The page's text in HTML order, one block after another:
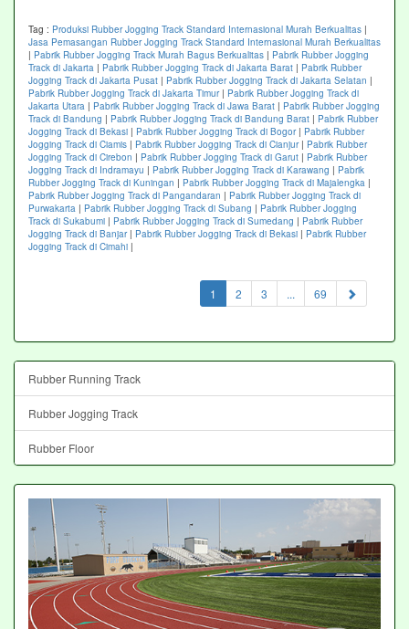
Tag : Produksi Rubber Jogging Track Standard Internasional Murah Berkualitas |
Jasa Pemasangan Rubber Jogging Track Standard Internasional Murah Berkualitas
| Pabrik Rubber Jogging Track Murah Bagus Berkualitas | Pabrik Rubber Jogging
Track di Jakarta | Pabrik Rubber Jogging Track di Jakarta Barat | Pabrik Rubber
Jogging Track di Jakarta Pusat | Pabrik Rubber Jogging Track di Jakarta Selatan |
Pabrik Rubber Jogging Track di Jakarta Timur| Pabrik Rubber Jogging Track di
Jakarta Utara | Pabrik Rubber Jogging Track di Jawa Barat | Pabrik Rubber Jogging
Track di Bandung | Pabrik Rubber Jogging Track di Bandung Barat | Pabrik Rubber
Jogging Track di Bekasi | Pabrik Rubber Jogging Track di Bogor| Pabrik Rubber
Jogging Track di Ciamis | Pabrik Rubber Jogging Track di Cianjur| Pabrik Rubber
Jogging Track di Cirebon | Pabrik Rubber Jogging Track di Garut | Pabrik Rubber
Jogging Track di Indramayu | Pabrik Rubber Jogging Track di Karawang | Pabrik
Rubber Jogging Track di Kuningan | Pabrik Rubber Jogging Track di Majalengka |
Pabrik Rubber Jogging Track di Pangandaran | Pabrik Rubber Jogging Track di
Purwakarta | Pabrik Rubber Jogging Track di Subang | Pabrik Rubber Jogging
Track di Sukabumi | Pabrik Rubber Jogging Track di Sumedang | Pabrik Rubber
Jogging Track di Banjar| Pabrik Rubber Jogging Track di Bekasi | Pabrik Rubber
Jogging Track di Cimahi |
1 (current)
2 3 ... 69
Rubber Running Track
Rubber Jogging Track
Rubber Floor